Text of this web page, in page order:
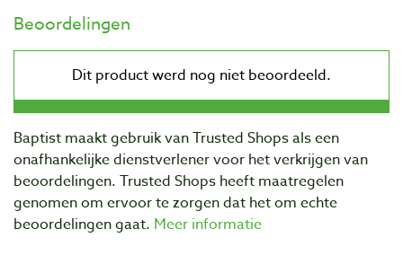
Beoordelingen
Baptist maakt gebruik van Trusted Shops als een
onafhankelijke dienstverlener voor het verkrijgen van
beoordelingen. Trusted Shops heeft maatregelen
genomen om ervoor te zorgen dat het om echte
beoordelingen gaat. Meer informatie